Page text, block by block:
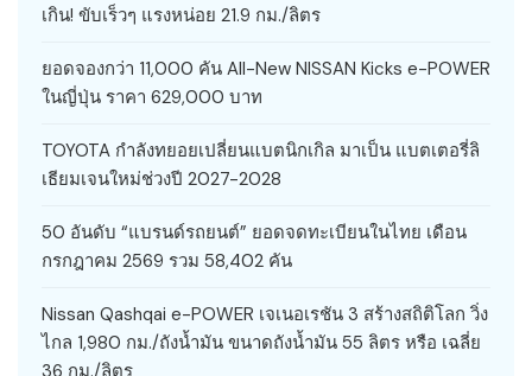
เกิน! ขับเร็วๆ แรงหน่อย 21.9 กม./ลิตร
ยอดจองกว่า 11,000 คัน All-New NISSAN Kicks e-POWER
ในญี่ปุ่น ราคา 629,000 บาท
TOYOTA กำลังทยอยเปลี่ยนแบตนิกเกิล มาเป็น แบตเตอรี่ลิ
เธียมเจนใหม่ช่วงปี 2027-2028
50 อันดับ “แบรนด์รถยนต์” ยอดจดทะเบียนในไทย เดือน
กรกฎาคม 2569 รวม 58,402 คัน
Nissan Qashqai e-POWER เจเนอเรชัน 3 สร้างสถิติโลก วิ่ง
ไกล 1,980 กม./ถังน้ำมัน ขนาดถังน้ำมัน 55 ลิตร หรือ เฉลี่ย
36 กม./ลิตร